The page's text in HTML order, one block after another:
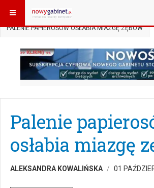
JESTEŚ TUTAJ: START
PALENIE PAPIEROSÓW OSŁABIA MIAZGĘ ZĘBÓW
Palenie
osłabia miazgę
ALEKSANDRA KOWALIŃSKA 01